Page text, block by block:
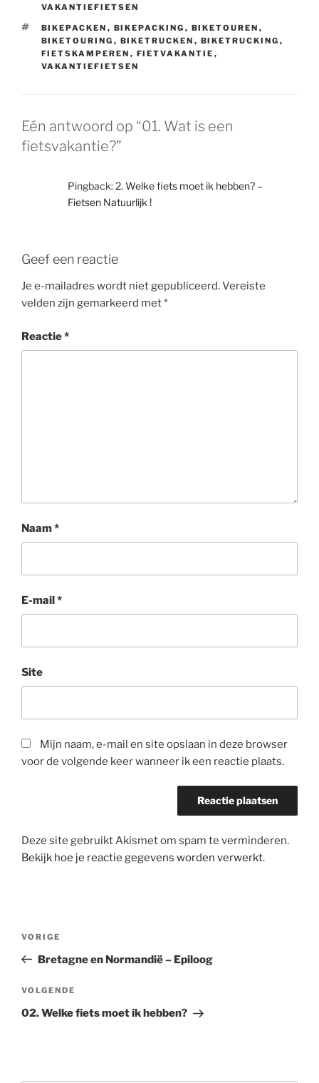
VAKANTIEFIETSEN
TAGS
BIKEPACKEN , BIKEPACKING , BIKETOUREN ,
BIKETOURING , BIKETRUCKEN , BIKETRUCKING ,
FIETSKAMPEREN , FIETVAKANTIE ,
VAKANTIEFIETSEN
Eén antwoord op “01. Wat is een
fietsvakantie?”
Pingback:2. Welke fiets moet ik hebben? –
Fietsen Natuurlijk !
Geef een reactie
Je e-mailadres wordt niet gepubliceerd.Vereiste
velden zijn gemarkeerd met*
Reactie*
Naam*
E-mail*
Site
Mijn naam, e-mail en site opslaan in deze browser
voor de volgende keer wanneer ik een reactie plaats.
Deze site gebruikt Akismet om spam te verminderen.
Bekijk hoe je reactie gegevens worden verwerkt.
Bericht
Vorig
bericht
VORIGE
Bretagne en Normandië – Epiloog
Volgend
bericht
VOLGENDE
02. Welke fiets moet ik hebben?